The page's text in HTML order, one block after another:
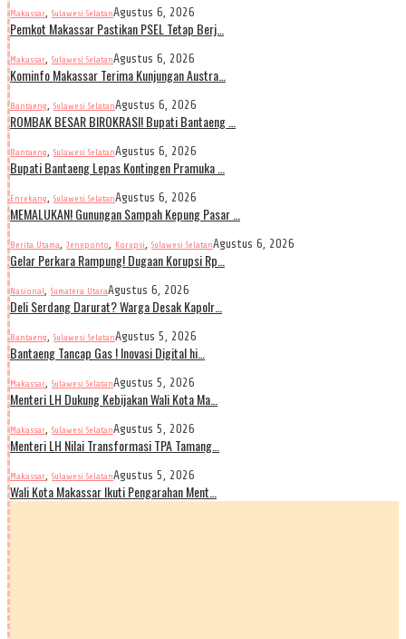
Makassar, Sulawesi SelatanAgustus 6, 2026
Pemkot Makassar Pastikan PSEL Tetap Berj…
Makassar, Sulawesi SelatanAgustus 6, 2026
Kominfo Makassar Terima Kunjungan Austra…
Bantaeng, Sulawesi SelatanAgustus 6, 2026
ROMBAK BESAR BIROKRASI! Bupati Bantaeng …
Bantaeng, Sulawesi SelatanAgustus 6, 2026
Bupati Bantaeng Lepas Kontingen Pramuka …
Enrekang, Sulawesi SelatanAgustus 6, 2026
MEMALUKAN! Gunungan Sampah Kepung Pasar …
Berita Utama, Jeneponto, Korupsi, Sulawesi SelatanAgustus 6, 2026
Gelar Perkara Rampung! Dugaan Korupsi Rp…
Nasional, Sumatera UtaraAgustus 6, 2026
Deli Serdang Darurat? Warga Desak Kapolr…
Bantaeng, Sulawesi SelatanAgustus 5, 2026
Bantaeng Tancap Gas ! Inovasi Digital hi…
Makassar, Sulawesi SelatanAgustus 5, 2026
Menteri LH Dukung Kebijakan Wali Kota Ma…
Makassar, Sulawesi SelatanAgustus 5, 2026
Menteri LH Nilai Transformasi TPA Tamang…
Makassar, Sulawesi SelatanAgustus 5, 2026
Wali Kota Makassar Ikuti Pengarahan Ment…